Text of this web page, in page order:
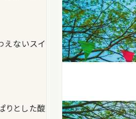
えないスイ
りとした酸